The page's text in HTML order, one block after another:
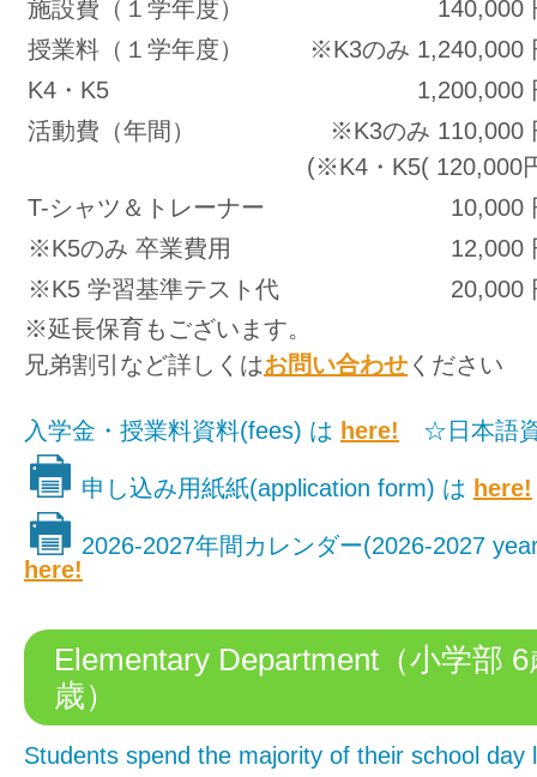
施設費（１学年度）
140,000
授業料（１学年度）
※K3のみ 1,240,000
K4・K5
1,200,000
活動費（年間）
※K3のみ 110,000
(※K4・K5( 120,000
T-シャツ＆トレーナー
10,000
※K5のみ 卒業費用
12,000
※K5 学習基準テスト代
20,000
※延長保育もございます。
兄弟割引など詳しくはお問い合わせ ください
入学金・授業料資料(fees) は here! ☆日本語
申し込み用紙紙(application form) は here!
2026-2027年間カレンダー(2026-2027
here!
Elementary Department（小学部
歳）
Students spend the majority of their school day